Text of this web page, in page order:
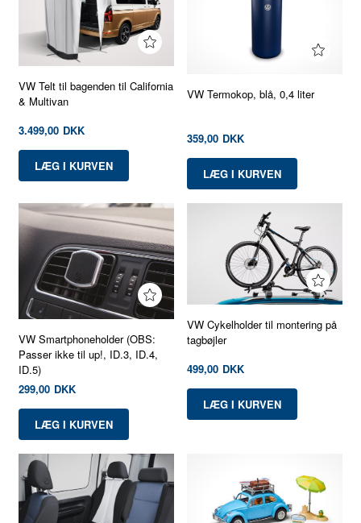
VW Telt til bagenden til California
& Multivan
3.499,00 DKK
VW Termokop, blå, 0,4 liter
359,00 DKK
VW Smartphoneholder (OBS:
Passer ikke til up!, ID.3, ID.4,
ID.5)
299,00 DKK
VW Cykelholder til montering på
tagbøjler
499,00 DKK